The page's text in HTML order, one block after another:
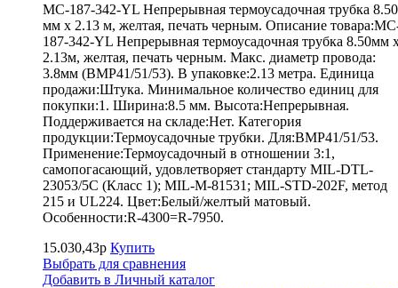
MC-187-342-YL Непрерывная термоусадочная трубка 8.50
мм х 2.13 м, желтая, печать черным. Описание
187-342-YL Непрерывная термоусадочная трубка 8.50мм
2.13м, желтая, печать черным. Макс. диаметр провода:
3.8мм (BMP41/51/53). В упаковке:2.13 метра. Единица
продажи:Штука. Минимальное количество единиц для
покупки:1. Ширина:8.5 мм. Высота:Непрерывная.
Поддерживается на складе:Нет. Категория
продукции:Термоусадочные трубки. Для:BMP41/51/53.
Применение:Термоусадочный в отношении 3:1,
самопогасающий, удовлетворяет стандарту MIL-DTL-
23053/5C (Класс 1); MIL-M-81531; MIL-STD-202F, метод
215 и UL224. Цвет:Белый/желтый матовый.
Особенности:R-4300=R-7950.
15.030,43р Купить
Выбрать для сравнения
Добавить в Личный каталог